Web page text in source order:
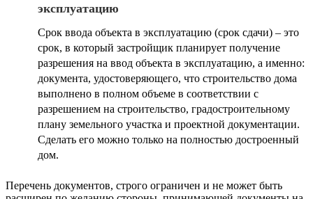
эксплуатацию
Срок ввода объекта в эксплуатацию (срок сдачи) – это
срок, в который застройщик планирует получение
разрешения на ввод объекта в эксплуатацию, а именно:
документа, удостоверяющего, что строительство дома
выполнено в полном объеме в соответствии с
разрешением на строительство, градостроительному
плану земельного участка и проектной документации.
Сделать его можно только на полностью достроенный
дом.
Перечень документов, строго ограничен и не может быть